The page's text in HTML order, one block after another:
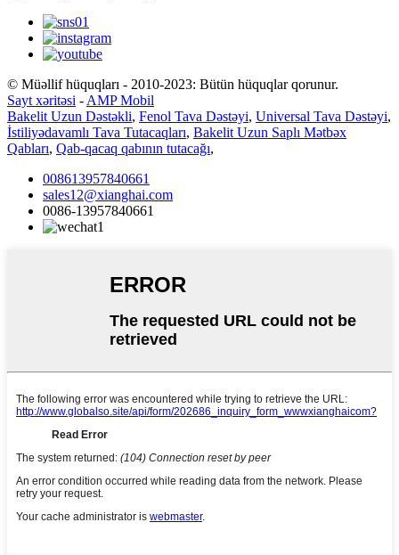
© Müəllif hüquqları - 2010-2023: Bütün hüquqlar qorunur.
Sayt xəritəsi - AMP Mobil
Bakelit Uzun Dəstəkli, Fenol Tava Dəstəyi, Universal Tava Dəstəyi,
İstiliyədavamlı Tava Tutacaqları, Bakelit Uzun Saplı Mətbəx
Qabları, Qab-qacaq qabının tutacağı,
008613957840661
sales12@xianghai.com
0086-13957840661